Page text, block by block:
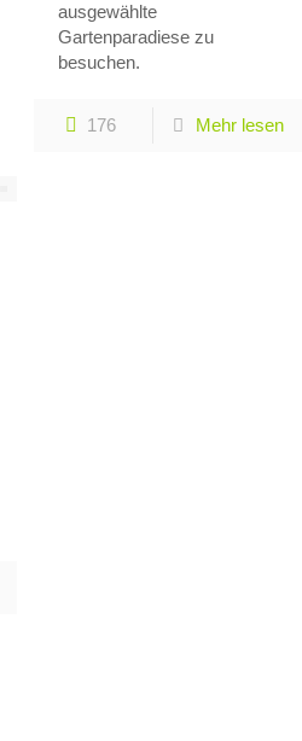
ausgewählte
Gartenparadiese zu
besuchen.
176 Mehr lesen